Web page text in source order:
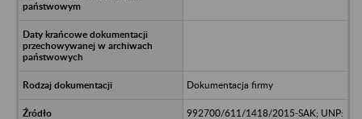
Dokumentacja firmy
992700/611/1418/2015-SAK; UNP: